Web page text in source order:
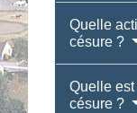
Quelle
césure ?
Quelle
césure ?